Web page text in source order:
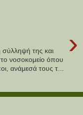
›
σύλληψή της και
νοσοκομείο όπου
ανάμεσά τους τ...